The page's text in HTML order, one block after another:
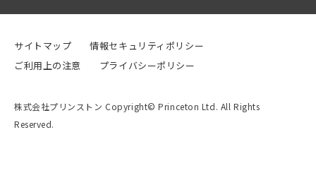
サイトマップ
情報セキュリティポリシー
ご利用上の注意
プライバシーポリシー
株式会社プリンストン Copyright© Princeton Ltd. All Rights
Reserved.